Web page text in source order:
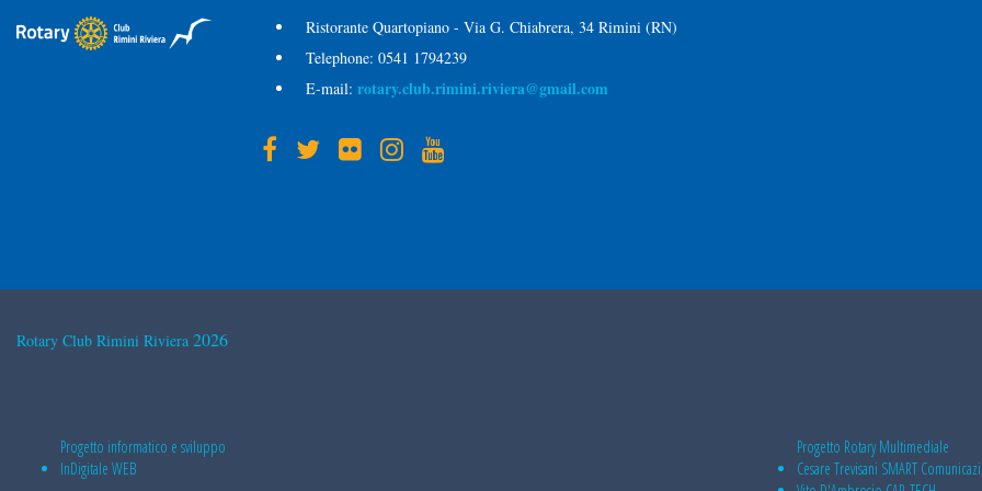
Ristorante Quartopiano - Via G. Chiabrera, 34 Rimini (RN)
Telephone: 0541 1794239
E-mail: rotary.club.rimini.riviera@gmail.com
Rotary Club Rimini Riviera 2026
Progetto informatico e sviluppo
InDigitale WEB
Progetto Rotary Multimediale
Cesare Trevisani SMART